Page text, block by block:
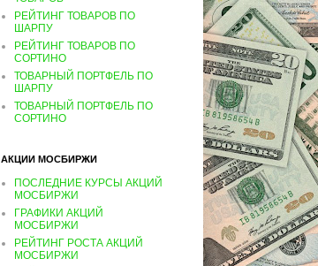
РЕЙТИНГ ТОВАРОВ ПО
ШАРПУ
РЕЙТИНГ ТОВАРОВ ПО
СОРТИНО
ТОВАРНЫЙ ПОРТФЕЛЬ ПО
ШАРПУ
ТОВАРНЫЙ ПОРТФЕЛЬ ПО
СОРТИНО
АКЦИИ МОСБИРЖИ
ПОСЛЕДНИЕ КУРСЫ АКЦИЙ
МОСБИРЖИ
ГРАФИКИ АКЦИЙ
МОСБИРЖИ
РЕЙТИНГ РОСТА АКЦИЙ
МОСБИРЖИ